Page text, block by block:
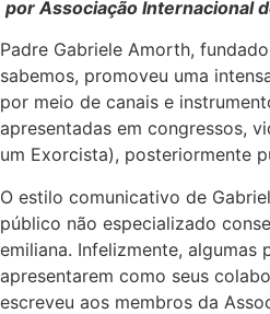
por Associação Internacional
Padre Gabriele Amorth,
sabemos, promoveu uma
por meio de canais e
apresentadas em congressos,
um Exorcista), posteriormente
O estilo comunicativo de
público não especializado
emiliana. Infelizmente,
apresentarem como seus
escreveu aos membros da